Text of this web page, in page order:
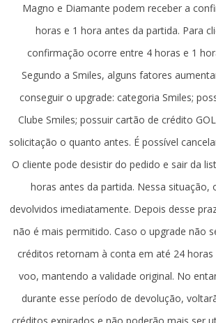
Magno e Diamante podem receber a
horas e 1 hora antes da partida. Para
confirmação ocorre entre 4 horas e 1
Segundo a Smiles, alguns fatores
conseguir o upgrade: categoria Smiles;
Clube Smiles; possuir cartão de crédito
solicitação o quanto antes. É possível
O cliente pode desistir do pedido e sair da
horas antes da partida. Nessa situação,
devolvidos imediatamente. Depois desse
não é mais permitido. Caso o upgrade não
créditos retornam à conta em até 24
voo, mantendo a validade original. No
durante esse período de devolução,
créditos expirados e não poderão mais ser